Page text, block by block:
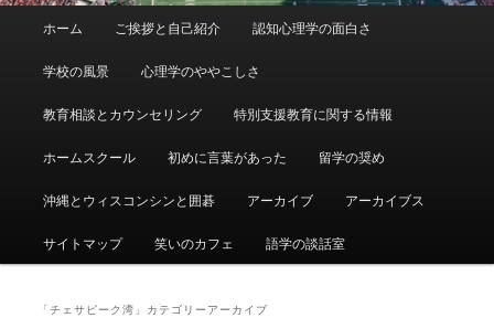
ホーム ご挨拶と自己紹介 認知心理学の面白さ
学校の風景 心理学のややこしさ
教育相談とカウンセリング 特別支援教育に関する情報
ホームスクール 初めに言葉があった 留学の奨め
沖縄とウィスコンシンと囲碁 アーカイブ アーカイブス
サイトマップ 笑いのカフェ 語学の談話室
「チェサピーク湾 」カテゴリーアーカイブ